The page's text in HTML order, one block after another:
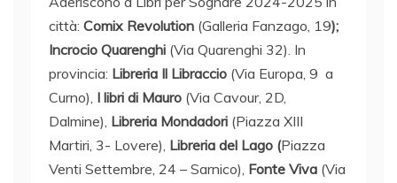
città: Comix Revolution (Galleria Fanzago, 19);
Incrocio Quarenghi (Via Quarenghi 32). In
provincia: Libreria Il Libraccio (Via Europa, 9 a
Curno), I libri di Mauro (Via Cavour, 2D,
Dalmine), Libreria Mondadori (Piazza XIII
Martiri, 3- Lovere), Libreria del Lago (Piazza
Venti Settembre, 24 – Sarnico), Fonte Viva (Via